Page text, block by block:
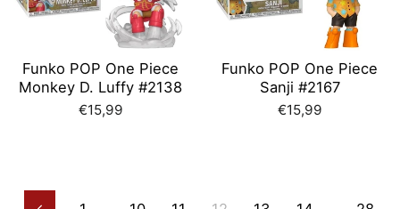
Funko POP One Piece
Monkey D. Luffy #2138
€15,99
Funko POP One Piece
Sanji #2167
€15,99